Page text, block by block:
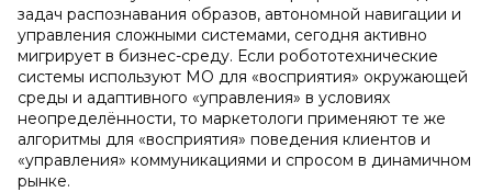
задач распознавания образов, автономной навигации и
управления сложными системами, сегодня активно
мигрирует в бизнес-среду. Если робототехнические
системы используют МО для «восприятия» окружающей
среды и адаптивного «управления» в условиях
неопределённости, то маркетологи применяют те же
алгоритмы для «восприятия» поведения клиентов и
«управления» коммуникациями и спросом в динамичном
рынке.